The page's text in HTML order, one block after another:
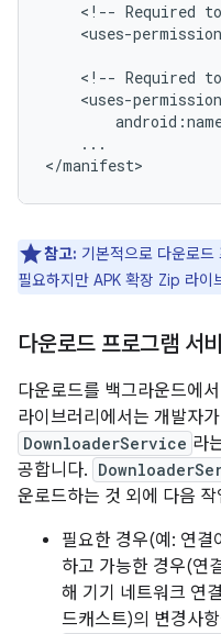
<!-- Required to
<uses-permission
<!-- Required to
...
</manifest>
참고: 기본적으로 다운로
필요하지만 APK 확장 Zip 라이
다운로드 프로그램 서
다운로드를 백그라운드에
라이브러리에서는 개발자
DownloaderService 라
공합니다.
운로드하는 것 외에 다음
필요한 경우(예: 연결
하고 가능한 경우(연
해 기기 네트워크 연
드캐스트)의 변경사